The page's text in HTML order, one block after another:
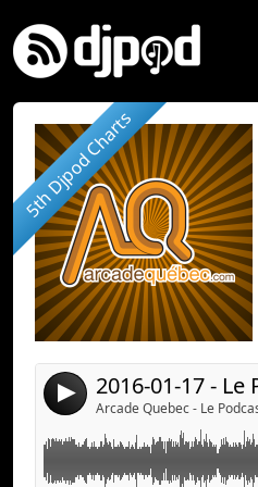
5th Djpod Charts
4 2016-01-17 -
Arcade Quebec - Le
Link:
Widget:
Share:
Post:
Cette semaine,
changer les contrôles de
Informations
Notre passage à
attaquent
Omikron : Le jeu où
https://store.na.square-
download